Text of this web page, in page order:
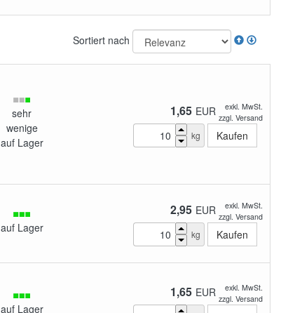
Sortiert nach
sehr
wenige
auf Lager
1,65 EUR
exkl. MwSt.
zzgl. Versand
kg
auf Lager
2,95 EUR
exkl. MwSt.
zzgl. Versand
kg
auf Lager
1,65 EUR
exkl. MwSt.
zzgl. Versand